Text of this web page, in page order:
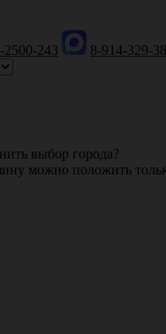
2500-243 8-914-329-
выбор города?
можно положить